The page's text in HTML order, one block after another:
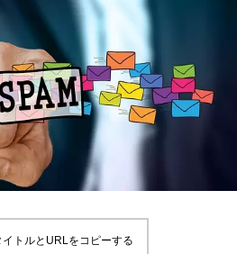
イトルとURLをコピーする